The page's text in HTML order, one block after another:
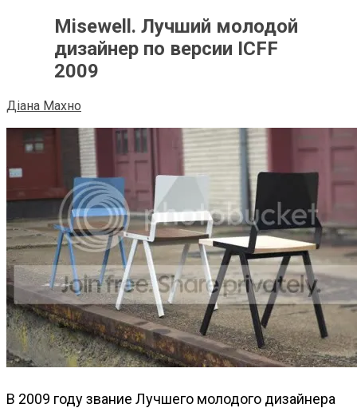
Misewell. Лучший молодой
дизайнер по версии ICFF
2009
Діана Махно
В 2009 году звание Лучшего молодого дизайнера